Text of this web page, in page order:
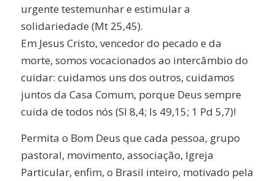
urgente testemunhar e estimular a
solidariedade (Mt 25,45).
Em Jesus Cristo, vencedor do pecado e da
morte, somos vocacionados ao intercâmbio do
cuidar: cuidamos uns dos outros, cuidamos
juntos da Casa Comum, porque Deus sempre
cuida de todos nós (SI 8,4; Is 49,15; 1 Pd 5,7)!
Permita o Bom Deus que cada pessoa, grupo
pastoral, movimento, associação, Igreja
Particular, enfim, o Brasil inteiro, motivado pela